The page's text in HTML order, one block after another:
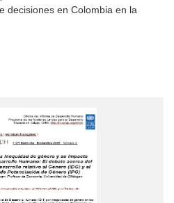
decisiones en Colombia en la